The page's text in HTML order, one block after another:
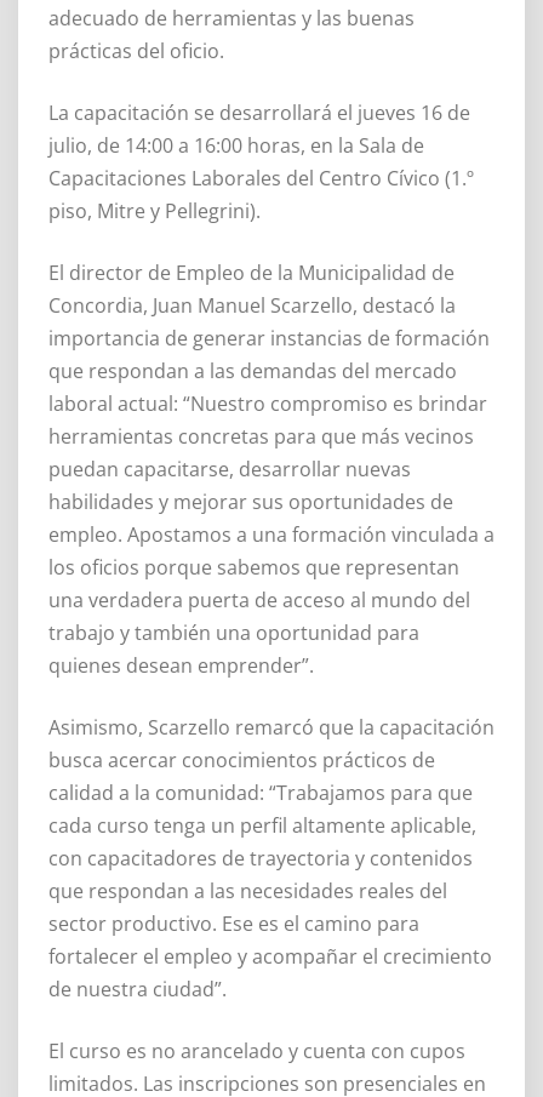
adecuado de herramientas y las buenas
prácticas del oficio.
La capacitación se desarrollará el jueves 16 de
julio, de 14:00 a 16:00 horas, en la Sala de
Capacitaciones Laborales del Centro Cívico (1.º
piso, Mitre y Pellegrini).
El director de Empleo de la Municipalidad de
Concordia, Juan Manuel Scarzello, destacó la
importancia de generar instancias de formación
que respondan a las demandas del mercado
laboral actual: “Nuestro compromiso es brindar
herramientas concretas para que más vecinos
puedan capacitarse, desarrollar nuevas
habilidades y mejorar sus oportunidades de
empleo. Apostamos a una formación vinculada a
los oficios porque sabemos que representan
una verdadera puerta de acceso al mundo del
trabajo y también una oportunidad para
quienes desean emprender”.
Asimismo, Scarzello remarcó que la capacitación
busca acercar conocimientos prácticos de
calidad a la comunidad: “Trabajamos para que
cada curso tenga un perfil altamente aplicable,
con capacitadores de trayectoria y contenidos
que respondan a las necesidades reales del
sector productivo. Ese es el camino para
fortalecer el empleo y acompañar el crecimiento
de nuestra ciudad”.
El curso es no arancelado y cuenta con cupos
limitados. Las inscripciones son presenciales en